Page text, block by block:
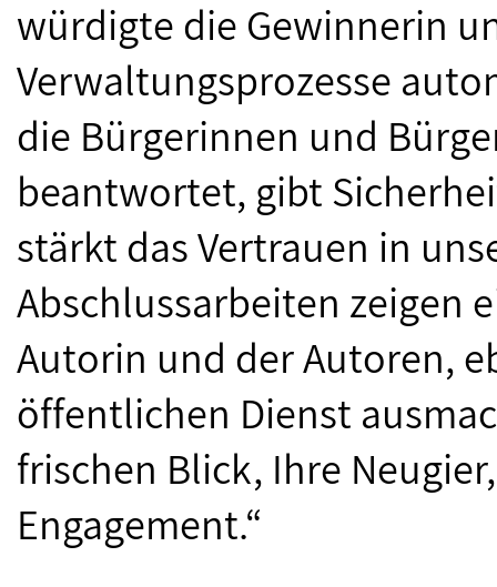
würdigte die Gewinnerin
Verwaltungsprozesse
die Bürgerinnen und
beantwortet, gibt
stärkt das Vertrauen in
Abschlussarbeiten zeigen
Autorin und der Autoren,
öffentlichen Dienst
frischen Blick, Ihre
Engagement.“